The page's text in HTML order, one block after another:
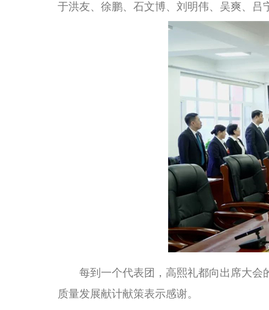
于洪友、徐鹏、石文博、刘明伟、吴爽、吕
每到一个代表团，高熙礼都向出席大会
质量发展献计献策表示感谢。